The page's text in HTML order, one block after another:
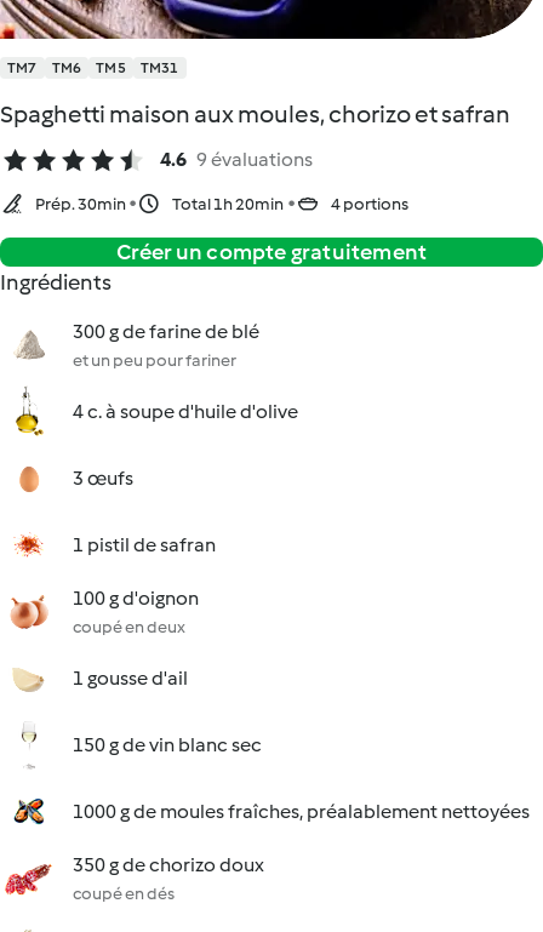
TM7 TM6 TM5 TM31
Spaghetti maison aux moules, chorizo et safran
4.6 9 évaluations
Prép. 30min Total 1h 20min 4 portions
Créer un compte gratuitement
Ingrédients
300 g de farine de blé
et un peu pour fariner
4 c. à soupe d'huile d'olive
3 œufs
1 pistil de safran
100 g d'oignon
coupé en deux
1 gousse d'ail
150 g de vin blanc sec
1000 g de moules fraîches, préalablement nettoyées
350 g de chorizo doux
coupé en dés